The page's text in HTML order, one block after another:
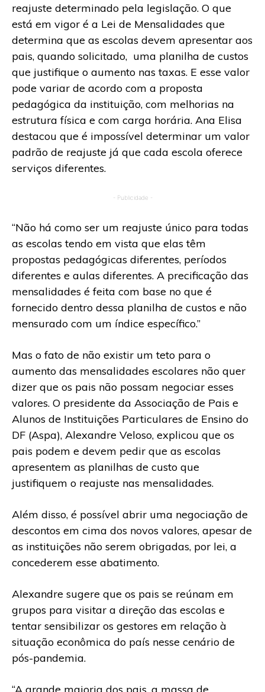
reajuste determinado pela legislação. O que
está em vigor é a Lei de Mensalidades que
determina que as escolas devem apresentar aos
pais, quando solicitado, uma planilha de custos
que justifique o aumento nas taxas. E esse valor
pode variar de acordo com a proposta
pedagógica da instituição, com melhorias na
estrutura física e com carga horária. Ana Elisa
destacou que é impossível determinar um valor
padrão de reajuste já que cada escola oferece
serviços diferentes.
- Publicidade -
“Não há como ser um reajuste único para todas
as escolas tendo em vista que elas têm
propostas pedagógicas diferentes, períodos
diferentes e aulas diferentes. A precificação das
mensalidades é feita com base no que é
fornecido dentro dessa planilha de custos e não
mensurado com um índice específico.”
Mas o fato de não existir um teto para o
aumento das mensalidades escolares não quer
dizer que os pais não possam negociar esses
valores. O presidente da Associação de Pais e
Alunos de Instituições Particulares de Ensino do
DF (Aspa), Alexandre Veloso, explicou que os
pais podem e devem pedir que as escolas
apresentem as planilhas de custo que
justifiquem o reajuste nas mensalidades.
Além disso, é possível abrir uma negociação de
descontos em cima dos novos valores, apesar de
as instituições não serem obrigadas, por lei, a
concederem esse abatimento.
Alexandre sugere que os pais se reúnam em
grupos para visitar a direção das escolas e
tentar sensibilizar os gestores em relação à
situação econômica do país nesse cenário de
pós-pandemia.